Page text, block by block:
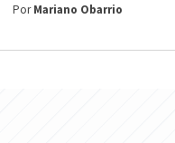
PorMariano Obarrio